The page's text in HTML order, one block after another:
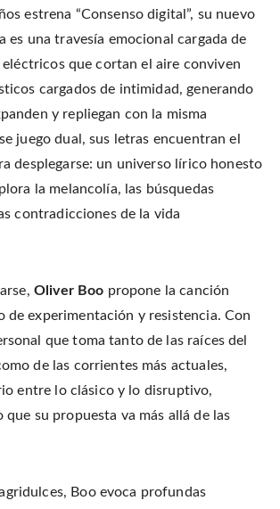
estrena “Consenso digital”, su nuevo
es una travesía emocional cargada de
que cortan el aire conviven
cargados de intimidad, generando
y repliegan con la misma
juego dual, sus letras encuentran el
desplegarse: un universo lírico honesto
la melancolía, las búsquedas
contradicciones de la vida
Oliver Boo propone la canción
de experimentación y resistencia. Con
que toma tanto de las raíces del
de las corrientes más actuales,
entre lo clásico y lo disruptivo,
que su propuesta va más allá de las
Boo evoca profundas